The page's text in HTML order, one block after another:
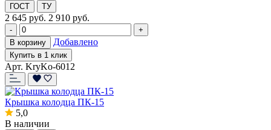
ГОСТ ТУ
2 645 руб. 2 910 руб.
-
+
В корзину
Добавлено
Купить в 1 клик
Арт. KryKo-6012
Крышка колодца ПК-15
5,0
В наличии